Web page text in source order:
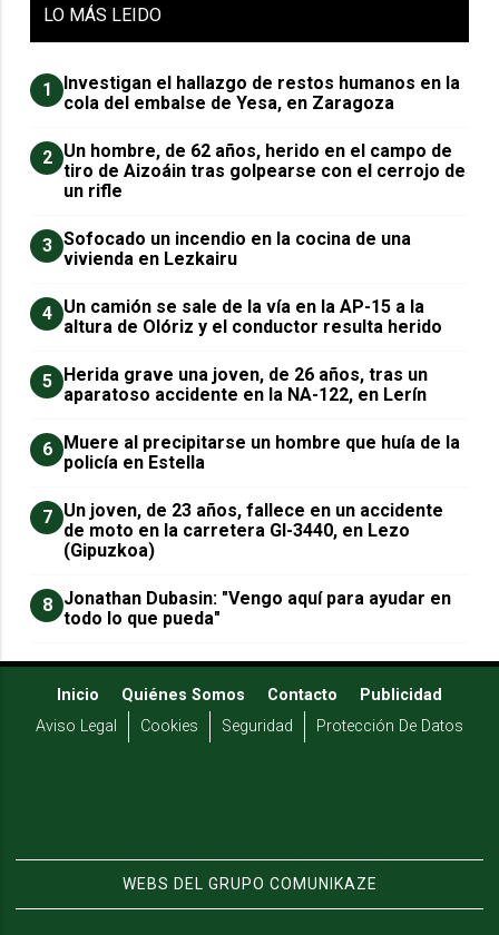
LO MÁS LEIDO
1
Investigan el hallazgo de restos humanos en la
cola del embalse de Yesa, en Zaragoza
2 Un hombre, de 62 años, herido en el campo de
tiro de Aizoáin tras golpearse con el cerrojo de
un rifle
3 Sofocado un incendio en la cocina de una
vivienda en Lezkairu
4 Un camión se sale de la vía en la AP-15 a la
altura de Olóriz y el conductor resulta herido
5 Herida grave una joven, de 26 años, tras un
aparatoso accidente en la NA-122, en Lerín
6 Muere al precipitarse un hombre que huía de la
policía en Estella
7 Un joven, de 23 años, fallece en un accidente
de moto en la carretera GI-3440, en Lezo
(Gipuzkoa)
8 Jonathan Dubasin: "Vengo aquí para ayudar en
todo lo que pueda"
Inicio Quiénes Somos Contacto
Publicidad
Aviso Legal
Cookies Seguridad Protección De Datos
WEBS DEL GRUPO COMUNIKAZE